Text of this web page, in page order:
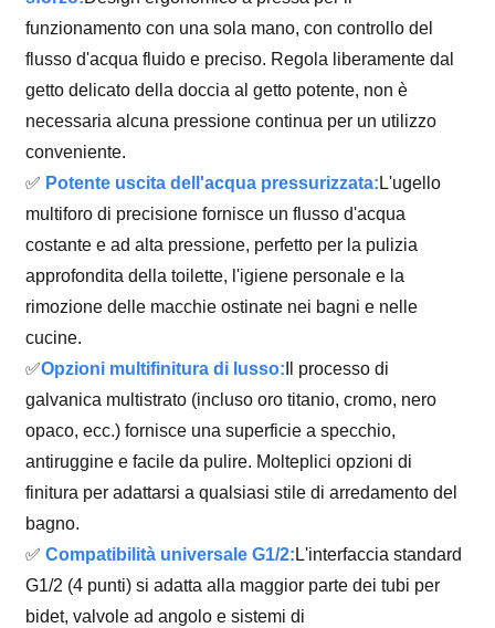
funzionamento con una sola mano, con controllo del
flusso d'acqua fluido e preciso. Regola liberamente dal
getto delicato della doccia al getto potente, non è
necessaria alcuna pressione continua per un utilizzo
conveniente.
✅ Potente uscita dell'acqua pressurizzata: L'ugello
multiforo di precisione fornisce un flusso d'acqua
costante e ad alta pressione, perfetto per la pulizia
approfondita della toilette, l'igiene personale e la
rimozione delle macchie ostinate nei bagni e nelle
cucine.
✅Opzioni multifinitura di lusso: Il processo di
galvanica multistrato (incluso oro titanio, cromo, nero
opaco, ecc.) fornisce una superficie a specchio,
antiruggine e facile da pulire. Molteplici opzioni di
finitura per adattarsi a qualsiasi stile di arredamento del
bagno.
✅Compatibilità universale G1/2: L'interfaccia standard
G1/2 (4 punti) si adatta alla maggior parte dei tubi per
bidet, valvole ad angolo e sistemi di